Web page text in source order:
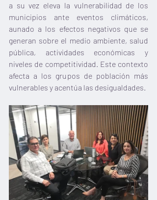
a su vez eleva la vulnerabilidad de los
municipios ante eventos climáticos,
aunado a los efectos negativos que se
generan sobre el medio ambiente, salud
pública, actividades económicas y
niveles de competitividad. Este contexto
afecta a los grupos de población más
vulnerables y acentúa las desigualdades.